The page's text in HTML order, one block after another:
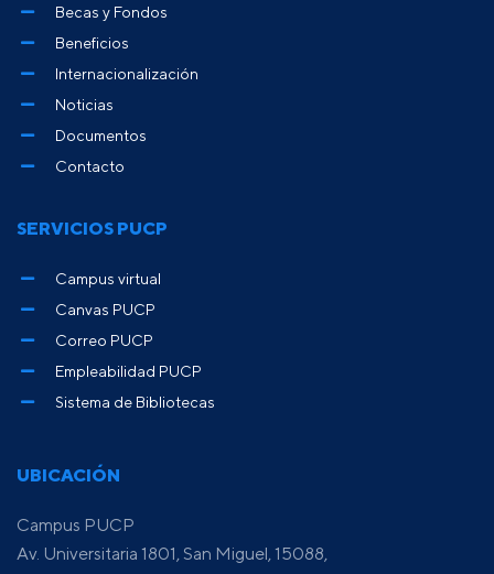
UBICACIÓN
Campus PUCP
Av. Universitaria 1801, San Miguel, 15088,
Becas y Fondos
Beneficios
Internacionalización
Noticias
Documentos
Contacto
SERVICIOS PUCP
Campus virtual
Canvas PUCP
Correo PUCP
Empleabilidad PUCP
Sistema de Bibliotecas